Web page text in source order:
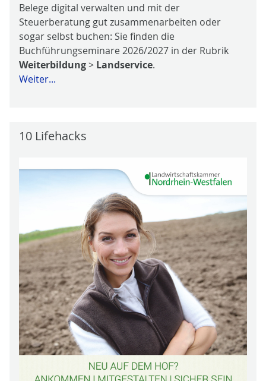
Belege digital verwalten und mit der
Steuerberatung gut zusammenarbeiten oder
sogar selbst buchen: Sie finden die
Buchführungseminare 2026/2027 in der Rubrik
Weiterbildung> Landservice.
Weiter...
10 Lifehacks